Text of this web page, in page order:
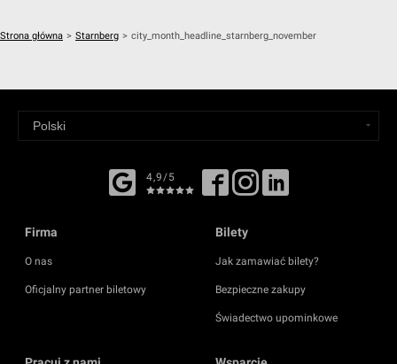
Strona główna > Starnberg > city_month_headline_starnberg_november
4,9/5
Firma
O nas
Oficjalny partner biletowy
Bilety
Jak zamawiać bilety?
Bezpieczne zakupy
Świadectwo upominkowe